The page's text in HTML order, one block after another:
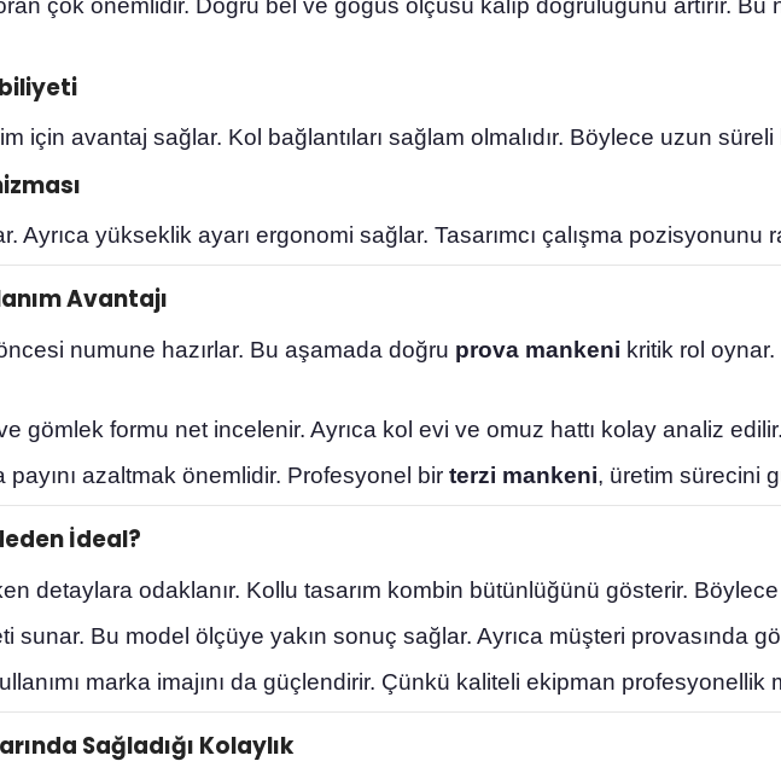
çok önemlidir. Doğru bel ve göğüs ölçüsü kalıp doğruluğunu artırır.
için avantaj sağlar. Kol bağlantıları sağlam olmalıdır. Böylece uzun
Ayrıca yükseklik ayarı ergonomi sağlar. Tasarımcı çalışma pozisyonunu
Avantajı
numune hazırlar. Bu aşamada doğru prova mankeni kritik rol
gömlek formu net incelenir. Ayrıca kol evi ve omuz hattı kolay analiz edilir.
azaltmak önemlidir. Profesyonel bir terzi mankeni, üretim sürecini
İdeal?
detaylara odaklanır. Kollu tasarım kombin bütünlüğünü gösterir.
sunar. Bu model ölçüye yakın sonuç sağlar. Ayrıca müşteri provasında
marka imajını da güçlendirir. Çünkü kaliteli ekipman profesyonellik
Sağladığı Kolaylık